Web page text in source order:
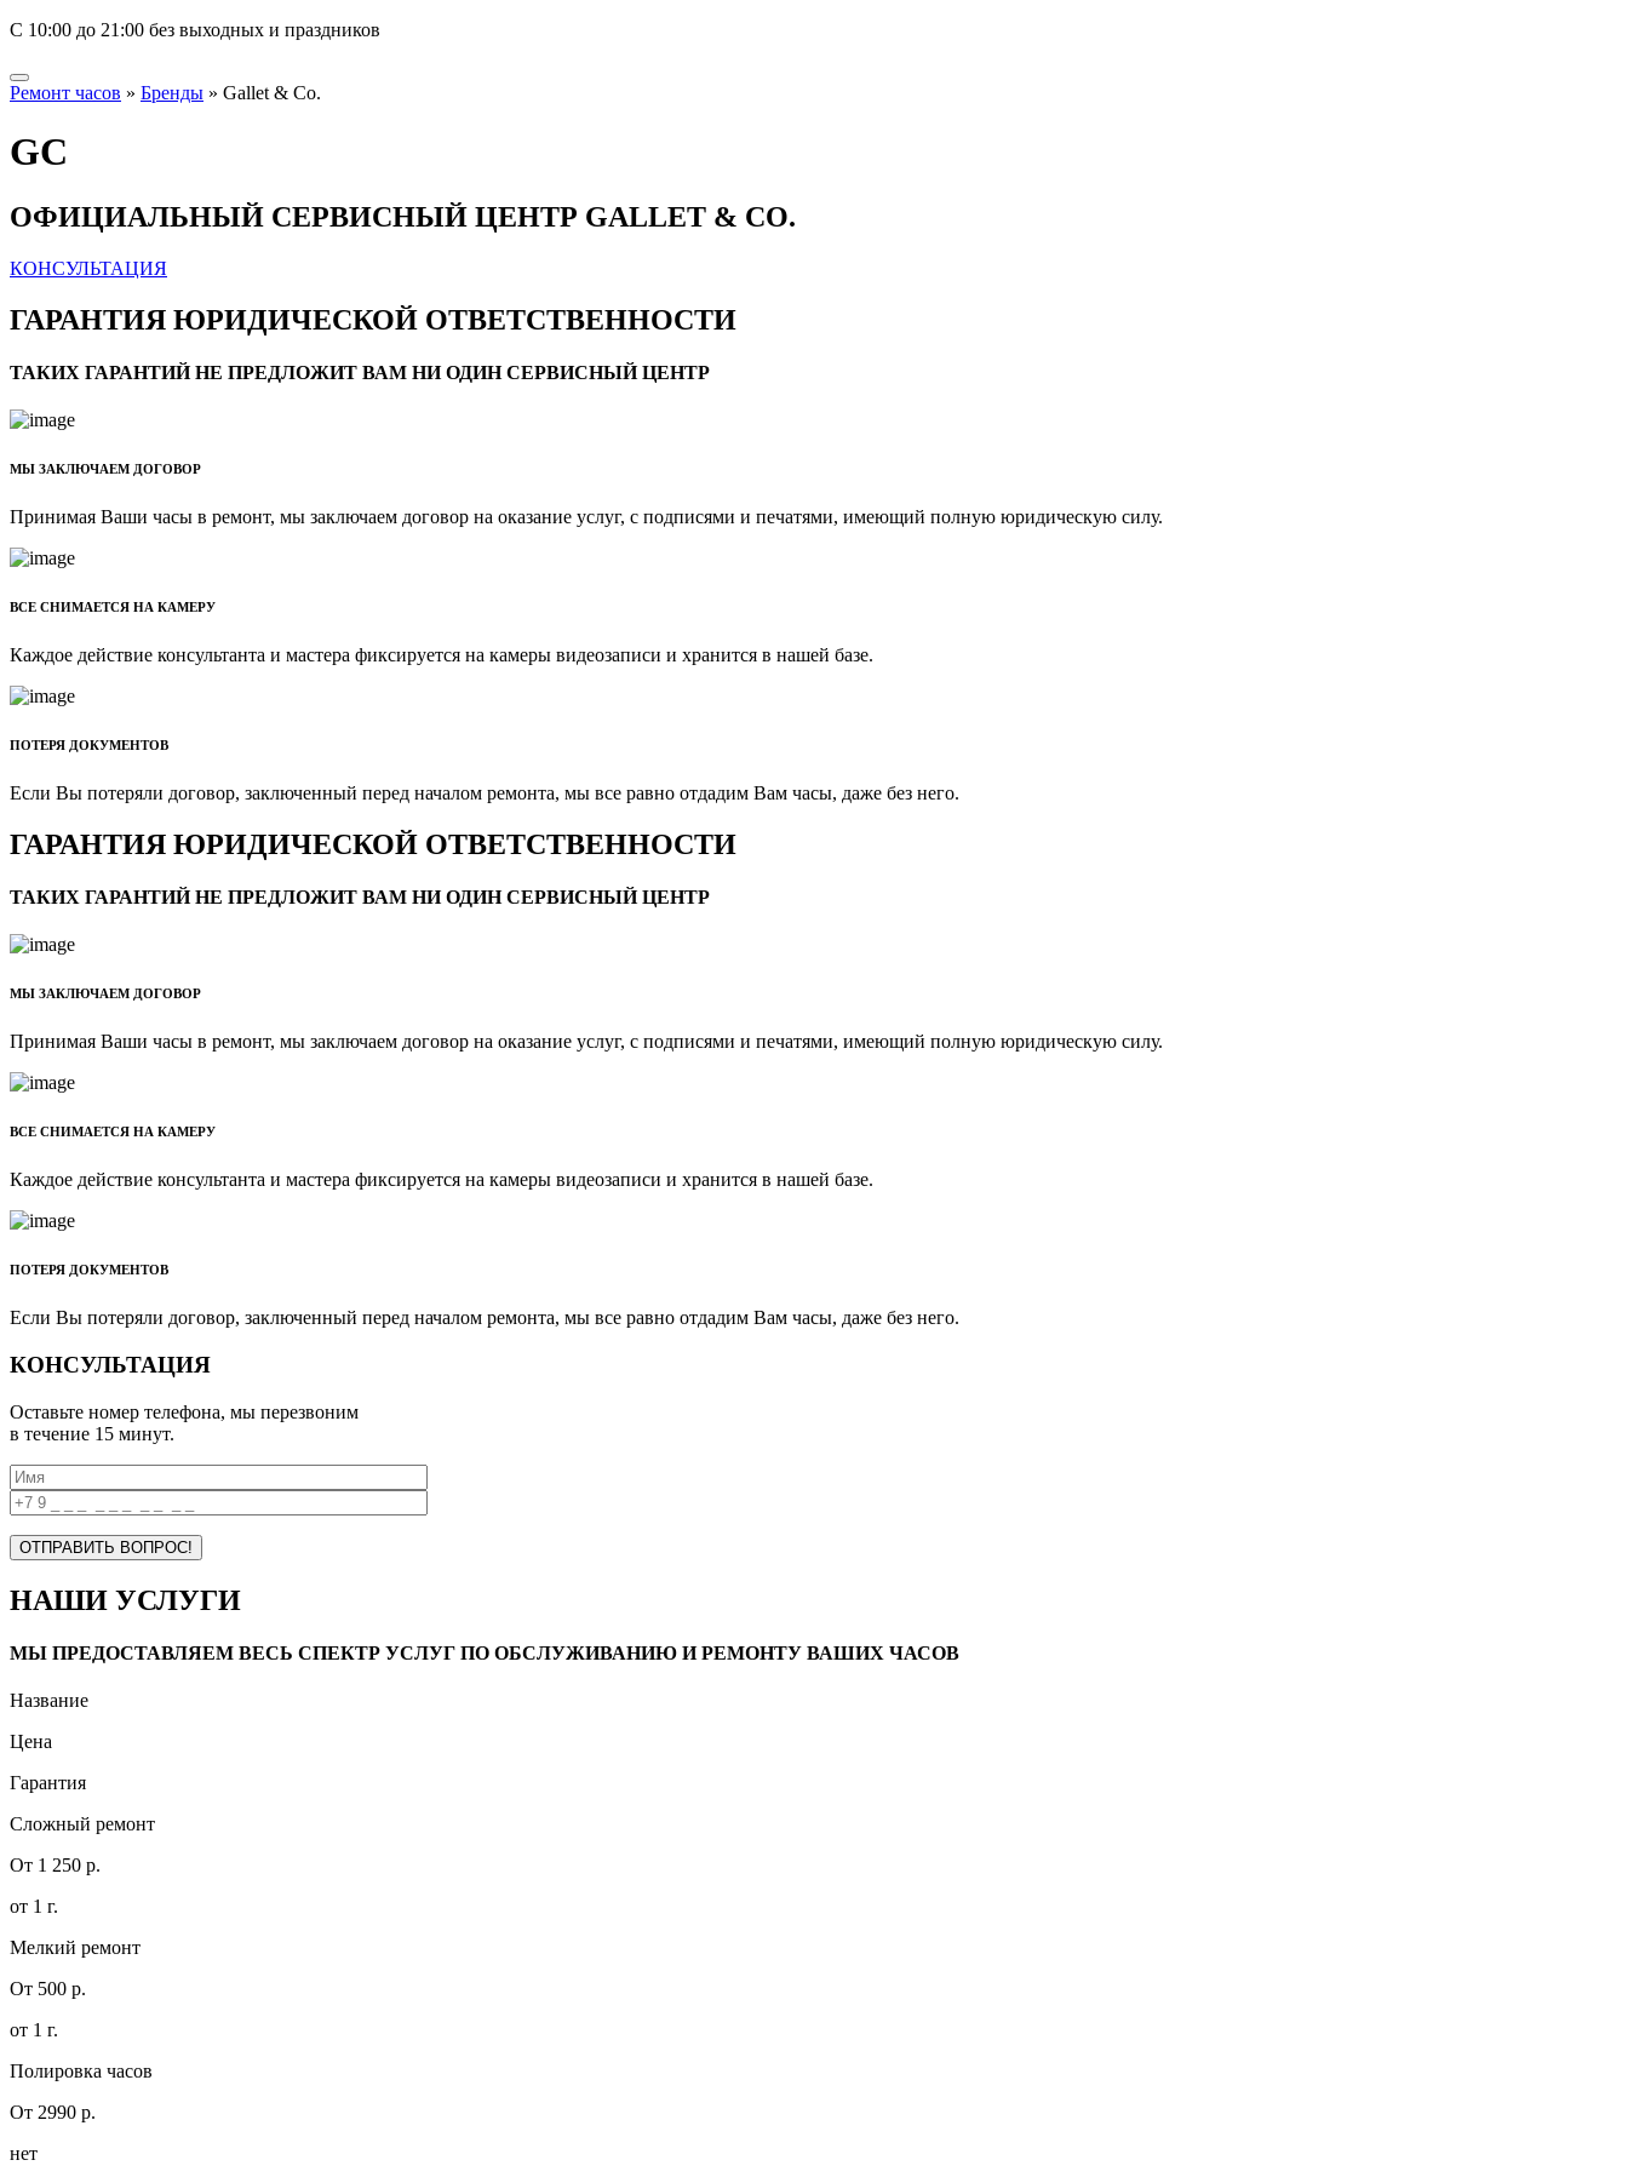
С 10:00 до 21:00 без выходных и праздников
Ремонт часов » Бренды » Gallet & Co.
GC
ОФИЦИАЛЬНЫЙ СЕРВИСНЫЙ ЦЕНТР GALLET & CO.
КОНСУЛЬТАЦИЯ
ГАРАНТИЯ ЮРИДИЧЕСКОЙ ОТВЕТСТВЕННОСТИ
ТАКИХ ГАРАНТИЙ НЕ ПРЕДЛОЖИТ ВАМ НИ ОДИН СЕРВИСНЫЙ ЦЕНТР
МЫ ЗАКЛЮЧАЕМ ДОГОВОР
Принимая Ваши часы в ремонт, мы заключаем договор на оказание услуг, с подписями и печатями, имеющий полную юридическую силу.
ВСЕ СНИМАЕТСЯ НА КАМЕРУ
Каждое действие консультанта и мастера фиксируется на камеры видеозаписи и хранится в нашей базе.
ПОТЕРЯ ДОКУМЕНТОВ
Если Вы потеряли договор, заключенный перед началом ремонта, мы все равно отдадим Вам часы, даже без него.
ГАРАНТИЯ ЮРИДИЧЕСКОЙ ОТВЕТСТВЕННОСТИ
ТАКИХ ГАРАНТИЙ НЕ ПРЕДЛОЖИТ ВАМ НИ ОДИН СЕРВИСНЫЙ ЦЕНТР
МЫ ЗАКЛЮЧАЕМ ДОГОВОР
Принимая Ваши часы в ремонт, мы заключаем договор на оказание услуг, с подписями и печатями, имеющий полную юридическую силу.
ВСЕ СНИМАЕТСЯ НА КАМЕРУ
Каждое действие консультанта и мастера фиксируется на камеры видеозаписи и хранится в нашей базе.
ПОТЕРЯ ДОКУМЕНТОВ
Если Вы потеряли договор, заключенный перед началом ремонта, мы все равно отдадим Вам часы, даже без него.
КОНСУЛЬТАЦИЯ
Оставьте номер телефона, мы перезвоним
в течение 15 минут.
НАШИ УСЛУГИ
МЫ ПРЕДОСТАВЛЯЕМ ВЕСЬ СПЕКТР УСЛУГ ПО ОБСЛУЖИВАНИЮ И РЕМОНТУ ВАШИХ ЧАСОВ
Название
Цена
Гарантия
Сложный ремонт
От 1 250 р.
от 1 г.
Мелкий ремонт
От 500 р.
от 1 г.
Полировка часов
От 2990 р.
нет